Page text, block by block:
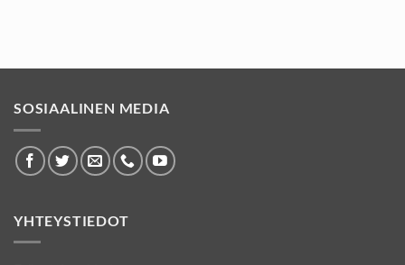
SOSIAALINEN MEDIA
YHTEYSTIEDOT